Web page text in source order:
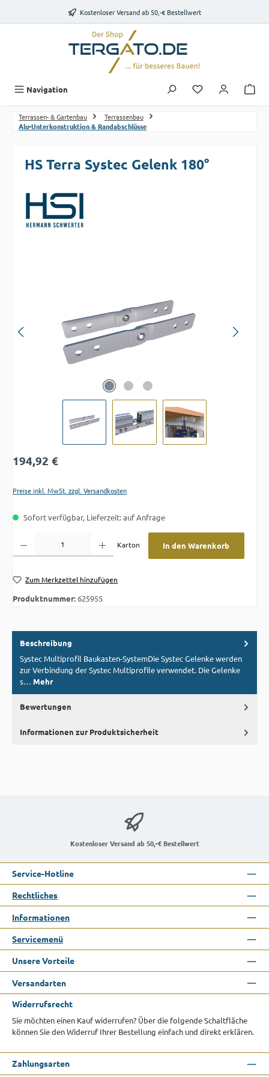
Zum Hauptinhalt springenKostenloser Versand ab 50,-€ Bestellwert
Navigation Du hast 0
Terrassen- & Gartenbau
Terrassenbau
Alu-Unterkonstruktion & Randabschlüsse
HS Terra Systec Gelenk 180°
Regulärer Preis:
194,92 €
Preise inkl. MwSt. zzgl. Versandkosten
Sofort verfügbar, Lieferzeit: auf Anfrage
Karton
In den Warenkorb
Zum Merkzettel hinzufügen
Produktnummer:625955
Beschreibung
Systec Multiprofil Baukasten-SystemDie Systec Gelenke werden
zur Verbindung der Systec Multiprofile verwendet. Die Gelenke
s… Mehr
Bewertungen
Informationen zur Produktsicherheit
Kostenloser Versand ab 50,-€ Bestellwert
Service-Hotline
Rechtliches
Informationen
Servicemenü
Unsere Vorteile
Versandarten
Widerrufsrecht
Sie möchten einen Kauf widerrufen? Über die folgende Schaltfläche
können Sie den Widerruf Ihrer Bestellung einfach und direkt erklären.
Zahlungsarten